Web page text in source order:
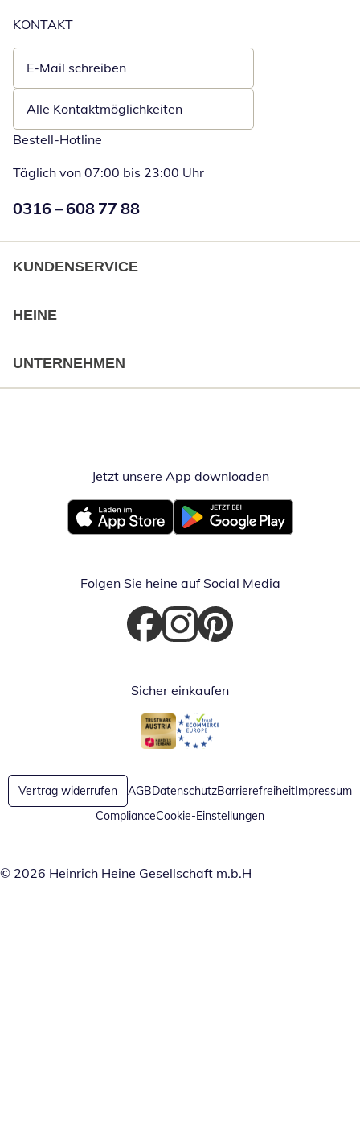
KONTAKT
E-Mail schreiben
Öffnet E-Mail-Client
Alle Kontaktmöglichkeiten
Bestell-Hotline
Täglich von 07:00 bis 23:00 Uhr
Numéro de téléphone:
0316 – 608 77 88
KUNDENSERVICE
HEINE
UNTERNEHMEN
Jetzt unsere App downloadenÖffnet in
Öffnet in neuem FensterÖffnet in neuem Fenster
Folgen Sie heine auf Social Media
Öffnet in neuem Fenster
Öffnet in neuem Fenster
Öffnet in neuem Fenster
Sicher einkaufen
Öffnet in neuem Fenster
Öffnet in neuem Fenster
Vertrag widerrufen AGBDatenschutzBarrierefreiheitImpressum
ComplianceCookie-Einstellungen
© 2026 Heinrich Heine Gesellschaft m.b.H